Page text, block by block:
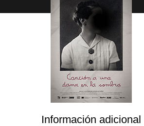
Información adicional